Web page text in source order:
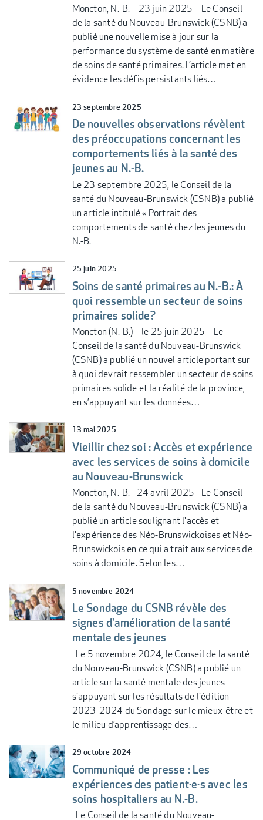
Moncton, N.-B. – 23 juin 2025 – Le Conseil
de la santé du Nouveau-Brunswick (CSNB) a
publié une nouvelle mise à jour sur la
performance du système de santé en matière
de soins de santé primaires. L’article met en
évidence les défis persistants liés…
23 septembre 2025
De nouvelles observations révèlent
des préoccupations concernant les
comportements liés à la santé des
jeunes au N.-B.
Le 23 septembre 2025, le Conseil de la
santé du Nouveau-Brunswick (CSNB) a publié
un article intitulé « Portrait des
comportements de santé chez les jeunes du
N.-B.
25 juin 2025
Soins de santé primaires au N.-B.: À
quoi ressemble un secteur de soins
primaires solide?
Moncton (N.-B.) – le 25 juin 2025 – Le
Conseil de la santé du Nouveau-Brunswick
(CSNB) a publié un nouvel article portant sur
à quoi devrait ressembler un secteur de soins
primaires solide et la réalité de la province,
en s’appuyant sur les données…
13 mai 2025
Vieillir chez soi : Accès et expérience
avec les services de soins à domicile
au Nouveau-Brunswick
Moncton, N.-B. - 24 avril 2025 - Le Conseil
de la santé du Nouveau-Brunswick (CSNB) a
publié un article soulignant l'accès et
l'expérience des Néo-Brunswickoises et Néo-
Brunswickois en ce qui a trait aux services de
soins à domicile. Selon les…
5 novembre 2024
Le Sondage du CSNB révèle des
signes d'amélioration de la santé
mentale des jeunes
Le 5 novembre 2024, le Conseil de la santé
du Nouveau-Brunswick (CSNB) a publié un
article sur la santé mentale des jeunes
s'appuyant sur les résultats de l'édition
2023-2024 du Sondage sur le mieux-être et
le milieu d’apprentissage des…
29 octobre 2024
Communiqué de presse : Les
expériences des patient·e·s avec les
soins hospitaliers au N.-B.
Le Conseil de la santé du Nouveau-